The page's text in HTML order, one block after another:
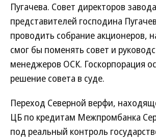
Пугачева. Совет директоров
представителей господина
проводить собрание акционеров,
смог бы поменять совет и
менеджеров ОСК. Госкорпорация
решение совета в суде.
Переход Северной верфи,
ЦБ по кредитам Межпромбанка
под реальный контроль